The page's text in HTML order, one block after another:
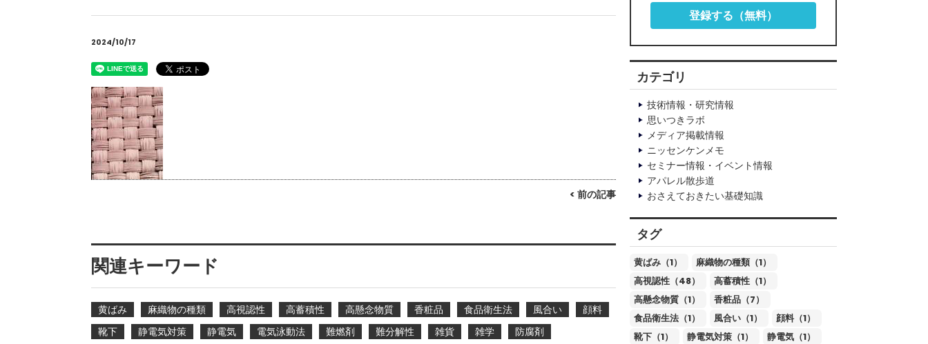
2024/10/17
< 前の記事
関連キーワード
黄ばみ 麻織物の種類 高視認性 高蓄積性 高懸念物質 香粧品 食品衛生法 風合い
顔料
靴下
静電気対策 静電気 電気泳動法 難燃剤 難分解性 雑貨 雑学
防腐剤
登録する（無料）
カテゴリ
技術情報・研究情報
思いつきラボ
メディア掲載情報
ニッセンケンメモ
セミナー情報・イベント情報
アパレル散歩道
おさえておきたい基礎知識
タグ
黄ばみ（1）
麻織物の種類（1）
高視認性（48）
高蓄積性（1）
高懸念物質（1）
香粧品（7）
食品衛生法（1）
風合い（1）
顔料（1）
靴下（1）
静電気対策（1）
静電気（1）